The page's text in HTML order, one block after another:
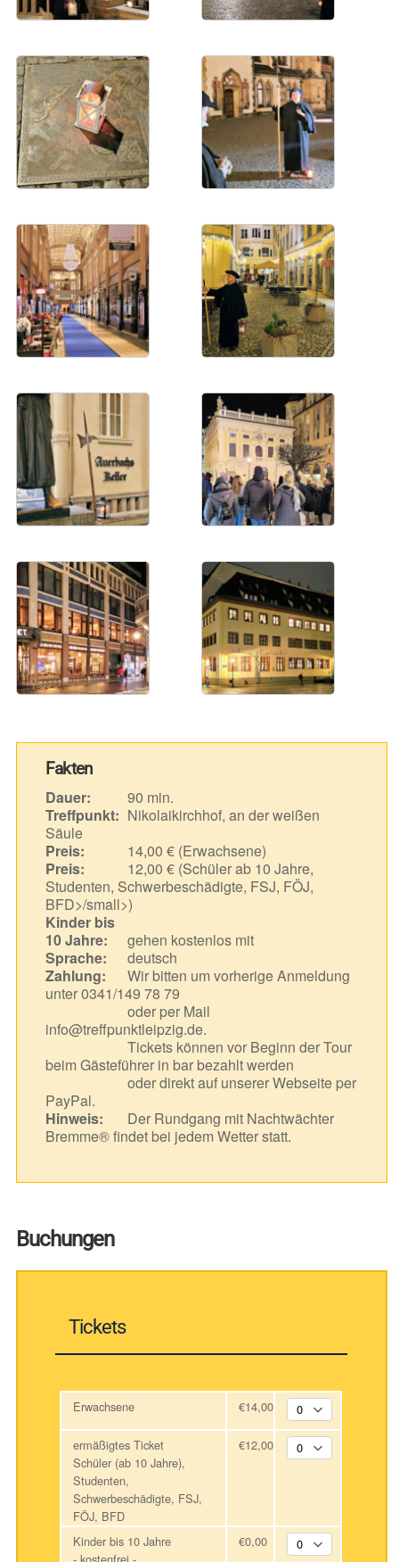
Fakten
Dauer:
90 min.
Treffpunkt: Nikolaikirchhof, an der weißen
Säule
Preis:
14,00 € (Erwachsene)
Preis:
12,00 € (Schüler ab 10 Jahre,
Studenten, Schwerbeschädigte, FSJ, FÖJ,
BFD>/small>)
Kinder bis
10 Jahre:
gehen kostenlos mit
Sprache:
deutsch
Zahlung:
Wir bitten um vorherige Anmeldung
unter 0341/149 78 79
oder per Mail
info@treffpunktleipzig.de.
Tickets können vor Beginn der Tour
beim Gästeführer in bar bezahlt werden
oder direkt auf unserer Webseite per
PayPal.
Hinweis:
Der Rundgang mit Nachtwächter
Bremme® findet bei jedem Wetter statt.
Buchungen
Tickets
Erwachsene €14,00
ermäßigtes Ticket
Schüler (ab 10 Jahre),
Studenten,
Schwerbeschädigte, FSJ,
FÖJ, BFD
€12,00
Kinder bis 10 Jahre
- kostenfrei -
€0,00